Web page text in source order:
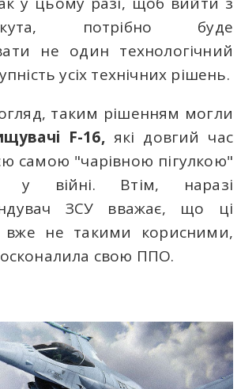
потрібно буде
не один технологічний
усіх технічних рішень.
таким рішенням могли
F-16,які довгий час
самою "чарівною пігулкою"
у війні. Втім, наразі
ЗСУ вважає, що ці
вже не такими корисними,
свою ППО.